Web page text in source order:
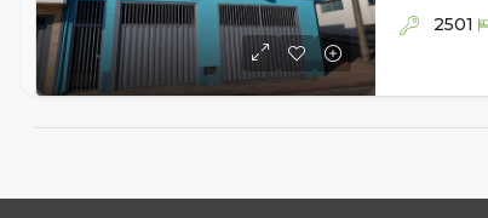
2501